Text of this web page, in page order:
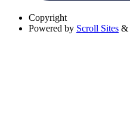
Copyright
Powered by Scroll Sites &